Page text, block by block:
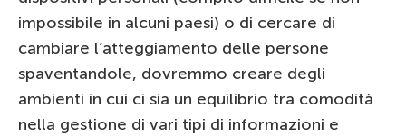
impossibile in alcuni paesi) o di cercare di
cambiare l’atteggiamento delle persone
spaventandole, dovremmo creare degli
ambienti in cui ci sia un equilibrio tra comodità
nella gestione di vari tipi di informazioni e